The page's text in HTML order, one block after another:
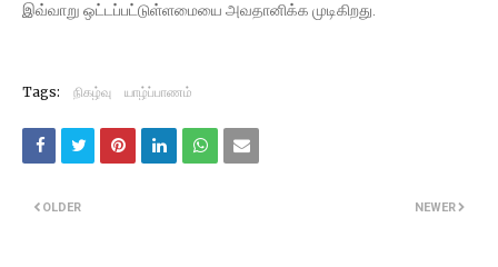
இவ்வாறு ஒட்டப்பட்டுள்ளமையை அவதானிக்க முடிகிறது.
Tags: நிகழ்வு யாழ்ப்பாணம்
NEWER
OLDER